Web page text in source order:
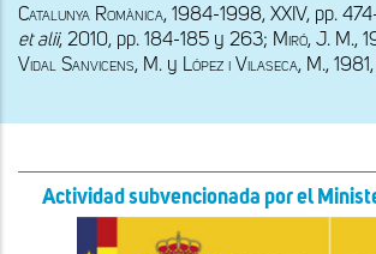
Catalunya Romànica, 1984-1998, XXIV, pp.
et alii, 2010, pp. 184-185 y 263; Miró
Vidal Sanvicens, M. y López i Vilaseca, M., 1981,
Actividad subvencionada por el